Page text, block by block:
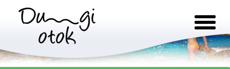
Preskoči na sadržaj